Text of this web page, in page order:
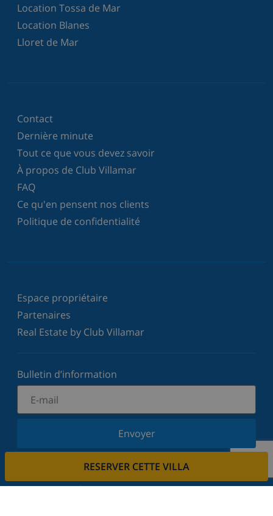
RESERVER CETTE VILLA
Location Tossa de Mar
Location Blanes
Lloret de Mar
Contact
Dernière minute
Tout ce que vous devez savoir
À propos de Club Villamar
FAQ
Ce qu'en pensent nos clients
Politique de confidentialité
Espace propriétaire
Partenaires
Real Estate by Club Villamar
Bulletin d’information
Envoyer
Inscrivez-vous à notre newsletter et restez informé
votre vie privée.